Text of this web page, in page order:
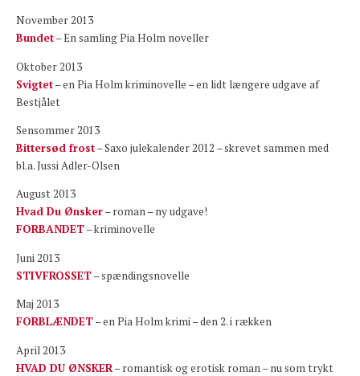
November 2013
Bundet– En samling Pia Holm noveller
Oktober 2013
Svigtet– en Pia Holm kriminovelle – en lidt længere udgave af
Bestjålet
Sensommer 2013
Bittersød frost– Saxo julekalender 2012 – skrevet sammen med
bl.a. Jussi Adler-Olsen
August 2013
Hvad Du Ønsker– roman – ny udgave!
FORBANDET– kriminovelle
Juni 2013
STIVFROSSET– spændingsnovelle
Maj 2013
FORBLÆNDET– en Pia Holm krimi – den 2. i rækken
April 2013
HVAD DU ØNSKER– romantisk og erotisk roman – nu som trykt